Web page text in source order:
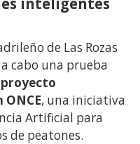
de Las Rozas
cabo una prueba
proyecto
ONCE, una iniciativa
Artificial para
de peatones.